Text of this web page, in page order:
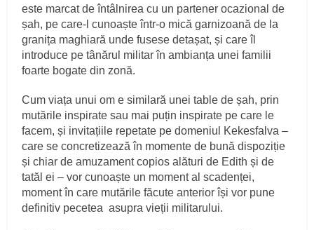
este marcat de întâlnirea cu un partener ocazional de
șah, pe care-l cunoaște într-o mică garnizoană de la
granița maghiară unde fusese detașat, și care îl
introduce pe tânărul militar în ambianța unei familii
foarte bogate din zonă.
Cum viața unui om e similară unei table de șah, prin
mutările inspirate sau mai puțin inspirate pe care le
facem, și invitațiile repetate pe domeniul Kekesfalva –
care se concretizează în momente de bună dispoziție
și chiar de amuzament copios alături de Edith și de
tatăl ei – vor cunoaște un moment al scadenței,
moment în care mutările făcute anterior își vor pune
definitiv pecetea asupra vieții militarului.